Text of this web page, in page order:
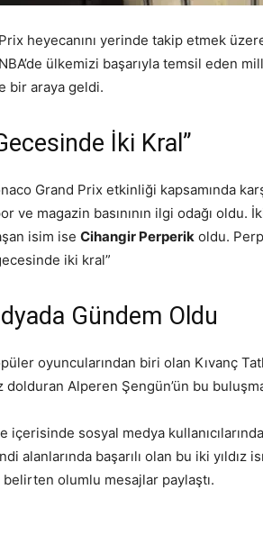
heyecanını yerinde takip etmek
ülkemizi başarıyla temsil eden
bir araya geldi.
İki Kral”
Grand Prix etkinliği kapsamında
ve magazin basınının ilgi odağı oldu.
isim ise Cihangir Perperik oldu.
iki kral”
Gündem Oldu
oyuncularından biri olan Kıvanç
Alperen Şengün’ün bu
içerisinde sosyal medya
alanlarında başarılı olan bu iki yıldız
olumlu mesajlar paylaştı.